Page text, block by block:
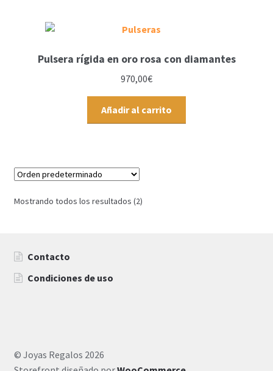
Pulsera rígida en oro rosa con diamantes
970,00€
Añadir al carrito
Mostrando todos los resultados (2)
Contacto
Condiciones de uso
© Joyas Regalos 2026